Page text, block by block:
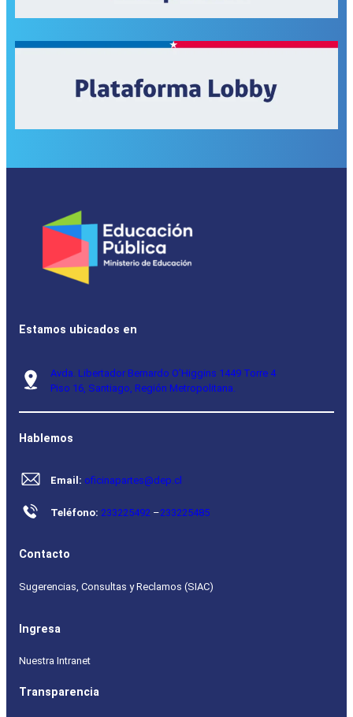
Estamos ubicados en
Avda. Libertador Bernardo O’Higgins 1449 Torre 4
Piso 16, Santiago, Región Metropolitana.
Hablemos
Email: oficinapartes@dep.cl
Teléfono: 233225492 –233225485
Contacto
Sugerencias, Consultas y Reclamos (SIAC)
Ingresa
Nuestra Intranet
Transparencia